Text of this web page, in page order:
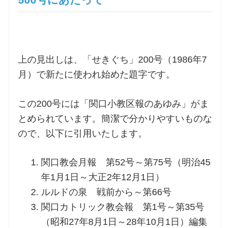
シスター中島の講座
三田助祭の講座
交通・アクセス
上の見出しは、「せきぐち」200号（1986年7
月）で新たに使われ始めた題字です。
この200号には「関口小教区報のあゆみ」がま
とめられています。簡潔で分かりやすいものな
ので、以下に引用いたします。
関口教会月報 第52号～第75号（明治45
年1月1日～大正2年12月1日）
ルルドの泉 戦前から～第66号
関口カトリック教会報 第1号～第35号
（昭和27年8月1日～28年10月1日）編集